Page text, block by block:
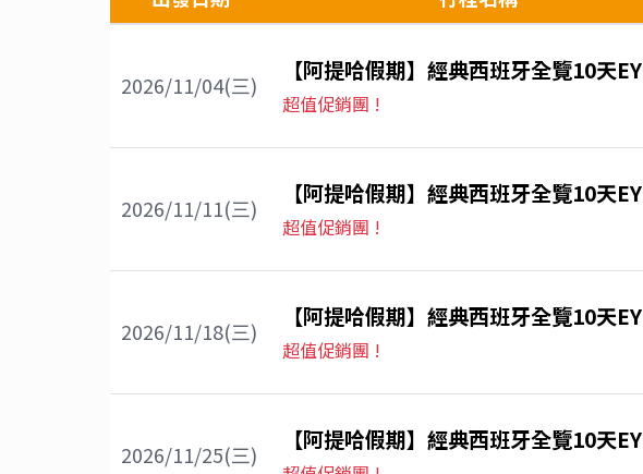
2026/11/04(三) 【阿提哈假期】經典西班牙全覽10天EY
超值促銷團 !
2026/11/11(三) 【阿提哈假期】經典西班牙全覽10天EY
超值促銷團 !
2026/11/18(三) 【阿提哈假期】經典西班牙全覽10天EY
超值促銷團 !
2026/11/25(三) 【阿提哈假期】經典西班牙全覽10天EY